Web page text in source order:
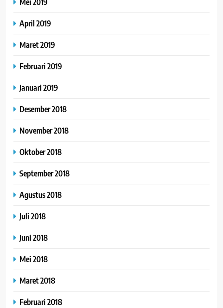
April 2019
Maret 2019
Februari 2019
Januari 2019
Desember 2018
November 2018
Oktober 2018
September 2018
Agustus 2018
Juli 2018
Juni 2018
Mei 2018
Maret 2018
Februari 2018